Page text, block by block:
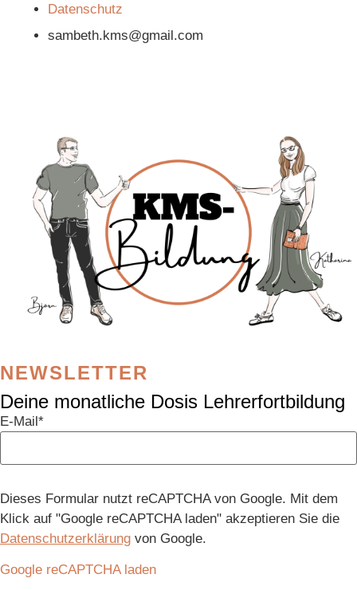
Datenschutz
sambeth.kms@gmail.com
NEWSLETTER
Deine monatliche Dosis Lehrerfortbildung
E-Mail*
Dieses Formular nutzt reCAPTCHA von Google. Mit dem
Klick auf "Google reCAPTCHA laden" akzeptieren Sie die
Datenschutzerklärung von Google.
Google reCAPTCHA laden